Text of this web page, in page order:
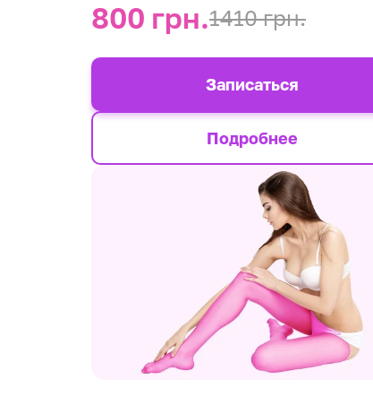
800 грн.1410 грн.
Подробнее
Записаться